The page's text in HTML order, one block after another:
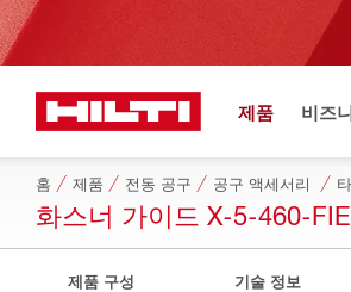
제품 비즈
홈 제품 전동 공구 공구 액세서리
화스너 가이드 X-5-460-FIE
제품 구성 기술 정보